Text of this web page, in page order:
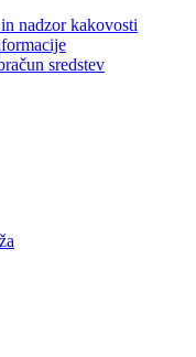
nadzor kakovosti
sredstev